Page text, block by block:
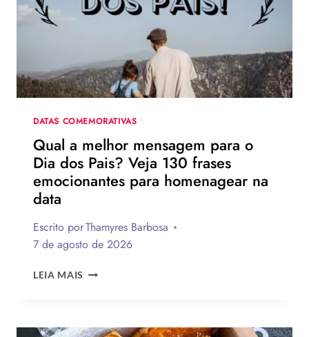
DATAS COMEMORATIVAS
Qual a melhor mensagem para o
Dia dos Pais? Veja 130 frases
emocionantes para homenagear na
data
Escrito porThamyres Barbosa
7 de agosto de 2026
LEIA MAIS QUAL
PARA